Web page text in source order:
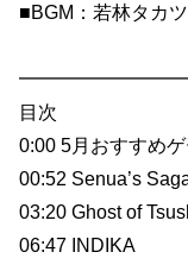
■BGM：若林タカ
目次
0:00 5月おすすめ
00:52 Senua’s
03:20 Ghost of
06:47 INDIKA